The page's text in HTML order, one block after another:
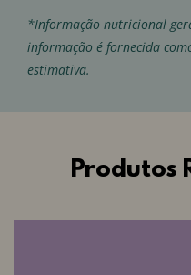
*Informação nutricional
informação é fornecida
estimativa.
Produtos